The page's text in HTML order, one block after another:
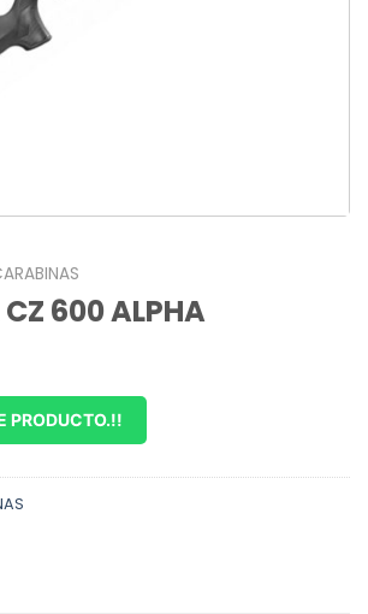
600 ALPHA
PRODUCTO.!!